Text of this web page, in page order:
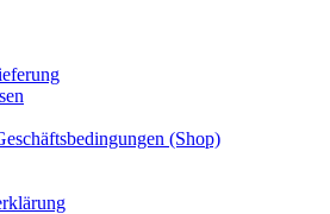
(Shop)